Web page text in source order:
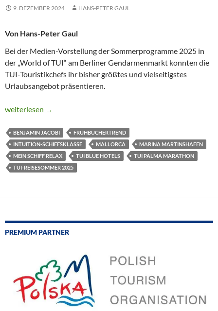
9. DEZEMBER 2024 HANS-PETER GAUL
Von Hans-Peter Gaul
Bei der Medien-Vorstellung der Sommerprogramme 2025 in
der „World of TUI“ am Berliner Gendarmenmarkt konnten die
TUI-Touristikchefs ihr bisher größtes und vielseitigstes
Urlaubsangebot präsentieren.
TUI-START IN DEN REISESOMMER 2025 – In der World of
weiterlesen →
BENJAMIN JACOBI
FRÜHBUCHERTREND
INTUITION-SCHIFFSKLASSE
MALLORCA
MARINA MARTINSHAFEN
MEIN SCHIFF RELAX
TUI BLUE HOTELS
TUI PALMA MARATHON
TUI-REISESOMMER 2025
PREMIUM PARTNER